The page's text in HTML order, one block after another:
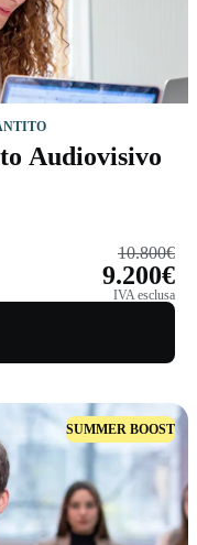
Audiovisivo
10.800€
9.200€
IVA esclusa
SUMMER BOOST